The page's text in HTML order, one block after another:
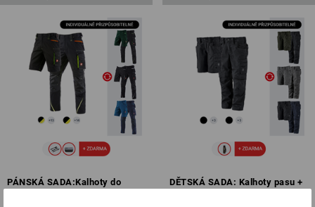
PÁNSKÁ SADA:Kalhoty do
DĚTSKÁ SADA: Kalhoty pasu +